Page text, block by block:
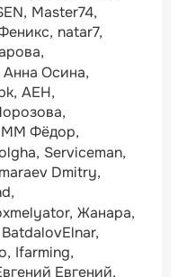
Master74
natar7
Анна Осина
АЕН
ММ Фёдор
Serviceman
Dmitry
Жанара
BatdalovElnar
Ifarming
Евгений